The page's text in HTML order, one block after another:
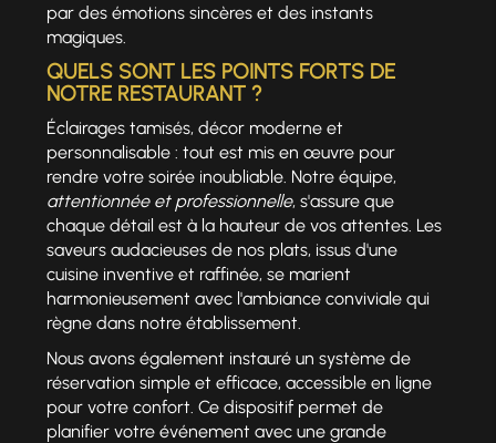
par des émotions sincères et des instants
magiques.
QUELS SONT LES POINTS FORTS DE
NOTRE RESTAURANT ?
Éclairages tamisés, décor moderne et
personnalisable : tout est mis en œuvre pour
rendre votre soirée inoubliable. Notre équipe,
attentionnée et professionnelle, s'assure que
chaque détail est à la hauteur de vos attentes. Les
saveurs audacieuses de nos plats, issus d'une
cuisine inventive et raffinée, se marient
harmonieusement avec l'ambiance conviviale qui
règne dans notre établissement.
Nous avons également instauré un système de
réservation simple et efficace, accessible en ligne
pour votre confort. Ce dispositif permet de
planifier votre événement avec une grande